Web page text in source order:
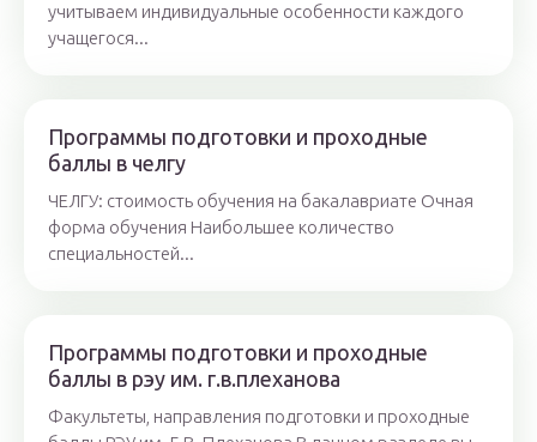
учитываем индивидуальные особенности каждого
учащегося...
Программы подготовки и проходные
баллы в челгу
ЧЕЛГУ: стоимость обучения на бакалавриате Очная
форма обучения Наибольшее количество
специальностей...
Программы подготовки и проходные
баллы в рэу им. г.в.плеханова
Факультеты, направления подготовки и проходные